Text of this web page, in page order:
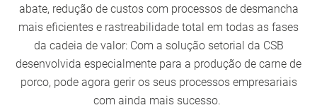
abate, redução de custos com processos de desmancha
mais eficientes e rastreabilidade total em todas as fases
da cadeia de valor: Com a solução setorial da CSB
desenvolvida especialmente para a produção de carne de
porco, pode agora gerir os seus processos empresariais
com ainda mais sucesso.